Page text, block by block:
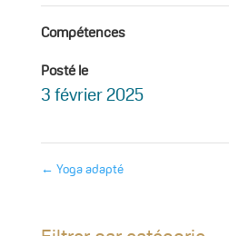
Compétences
Posté le
3 février 2025
← Yoga adapté